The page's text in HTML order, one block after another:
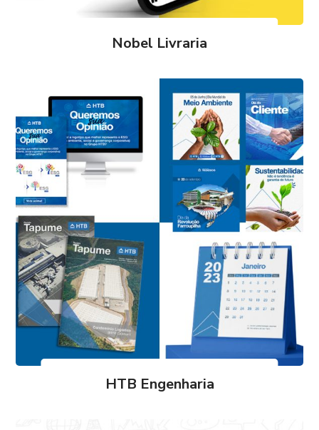
Nobel Livraria
HTB Engenharia